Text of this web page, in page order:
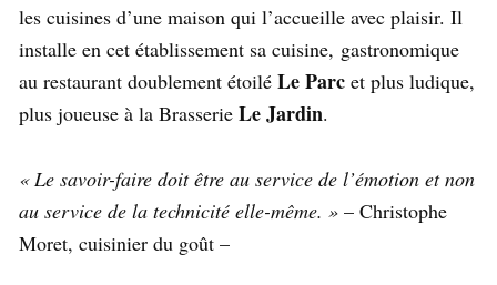
les cuisines d’une maison qui l’accueille avec plaisir. Il
installe en cet établissement sa cuisine, gastronomique
au restaurant doublement étoilé Le Parc et plus ludique,
plus joueuse à la Brasserie Le Jardin.
« Le savoir-faire doit être au service de l’émotion et non
au service de la technicité elle-même. » – Christophe
Moret, cuisinier du goût –